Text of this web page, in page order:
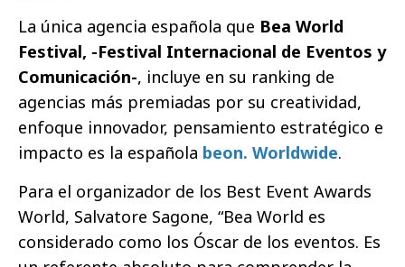
La única agencia española que Bea World
Festival, -Festival Internacional de Eventos y
Comunicación-, incluye en su ranking de
agencias más premiadas por su creatividad,
enfoque innovador, pensamiento estratégico e
impacto es la española beon. Worldwide.
Para el organizador de los Best Event Awards
World, Salvatore Sagone, “Bea World es
considerado como los Óscar de los eventos. Es